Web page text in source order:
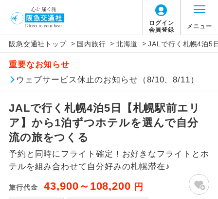
ログイン
会員登録
メニュー
阪急交通社トップ > 国内旅行 > 北海道 > JALで行く札幌4泊5
重要なお知らせ
ウェブサービス休止のお知らせ（8/10、8/11）
JALで行く札幌4泊5日【札幌駅前エリ
ア】から1泊ずつホテルを選んで自分
流の旅をつくる
予約と同時にフライト確定！お好きなフライトとホ
テルを組み合わせて自分好みの札幌滞在♪
旅行代金 43,900～108,200 円
アイコン 説明
添乗員同行
往路出発空港（駅）から復路到着空港
（駅）まで同行します。
現地添乗員同
行
現地到着空港（駅）から最終日出発空港
（駅）まで添乗員が同行します。
バスガイド乗
務
バスガイドが乗務し、車内での観光案内
があります。
「価格変動型ツアー」に関するご案内
価格変動型ツアーとは
賃」を利用したツアーです。
お申し込み時期・ご利用便の空席状況に
よって料金が変動いたします。
以下の注意事項をあらかじめご了承いただき
ますようお願いいたします。